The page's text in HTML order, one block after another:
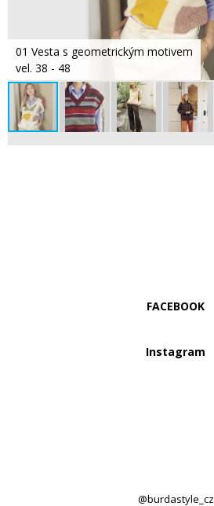
01 Vesta s geometrickým motivem
vel. 38 - 48
FACEBOOK
Instagram
@burdastyle_cz